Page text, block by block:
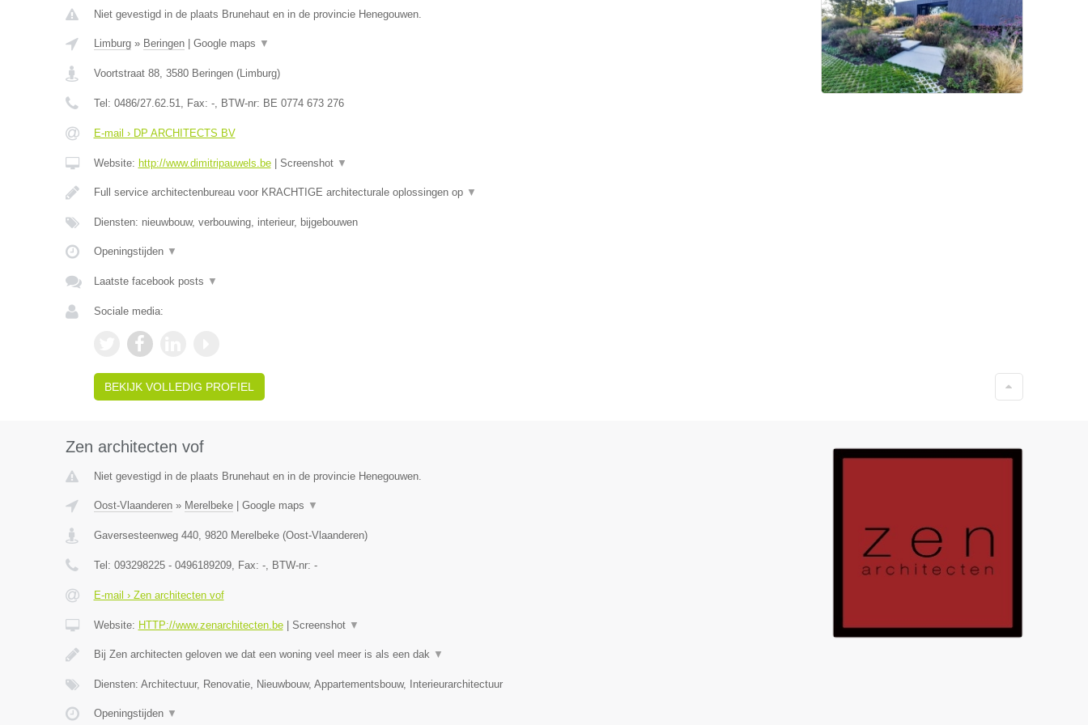
Niet gevestigd in de plaats Brunehaut en in de provincie Henegouwen.
Limburg» Beringen| Google maps ▼
Voortstraat 88, 3580 Beringen(Limburg)
Tel: 0486/27.62.51, Fax: -, BTW-nr: BE 0774 673 276
E-mail › DP ARCHITECTS BV
Website: http://www.dimitripauwels.be| Screenshot ▼
Full service architectenbureau voor KRACHTIGE architecturale oplossingen op ▼
Diensten: nieuwbouw, verbouwing, interieur, bijgebouwen
Openingstijden ▼
Laatste facebook posts ▼
Sociale media:
BEKIJK VOLLEDIG PROFIEL
Zen architecten vof
Niet gevestigd in de plaats Brunehaut en in de provincie Henegouwen.
Oost-Vlaanderen» Merelbeke| Google maps ▼
Gaversesteenweg 440, 9820 Merelbeke(Oost-Vlaanderen)
Tel: 093298225 - 0496189209, Fax: -, BTW-nr: -
E-mail › Zen architecten vof
Website: HTTP://www.zenarchitecten.be| Screenshot ▼
Bij Zen architecten geloven we dat een woning veel meer is als een dak ▼
Diensten: Architectuur, Renovatie, Nieuwbouw, Appartementsbouw, Interieurarchitectuur
Openingstijden ▼